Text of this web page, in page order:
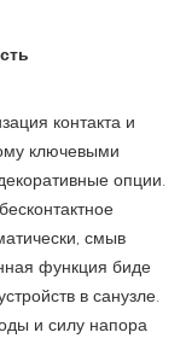
контакта и
ключевыми
опции.
смыв
функция биде
в санузле.
и силу напора